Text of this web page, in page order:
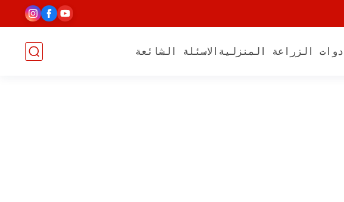
أدوات الزراعة المنزلية الاسئلة الشائعة